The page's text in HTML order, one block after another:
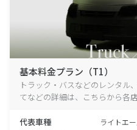
基本料金プラン（T1）
トラック・バスなどのレンタル
てなどの詳細は、こちらから各
代表車種 ライトエ